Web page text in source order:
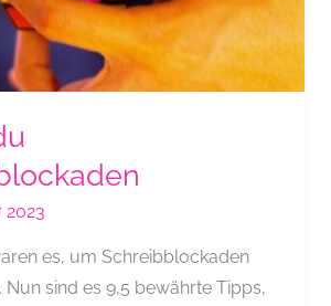
2023
es, um Schreibblockaden
sind es 9,5 bewährte Tipps,